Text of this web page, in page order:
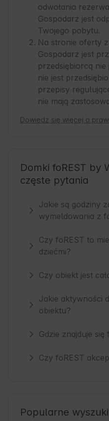
odwołania
Gospodarz jest
Twojego pobytu.
Na stronie oferty
Gospodarz jest
przedsiębiorcą
nie jest
przepisy
nie mają
Dowiedz się więcej o
Domki foREST by
częste pytania
Jakie są godziny
wymeldowania z
Czy foREST to
dziećmi?
Czy obiekt jest
Jakie aktywności
obiektu?
Gdzie znajduje się
Czy foREST
Popularne